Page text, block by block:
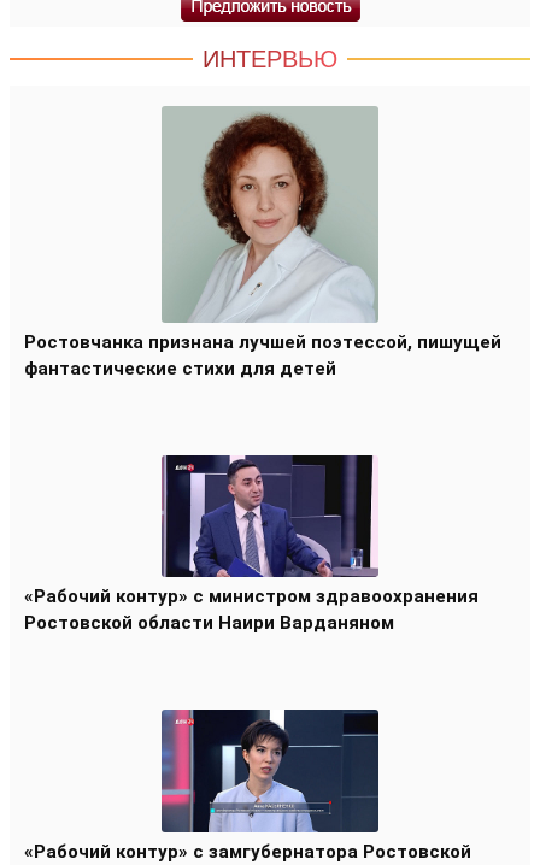
ИНТЕРВЬЮ
Ростовчанка признана лучшей поэтессой, пишущей
фантастические стихи для детей
«Рабочий контур» с министром здравоохранения
Ростовской области Наири Варданяном
«Рабочий контур» с замгубернатора Ростовской